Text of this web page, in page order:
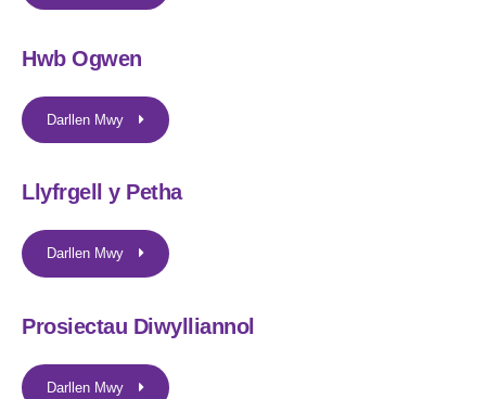
Hwb Ogwen
Darllen Mwy
Llyfrgell y Petha
Darllen Mwy
Prosiectau Diwylliannol
Darllen Mwy